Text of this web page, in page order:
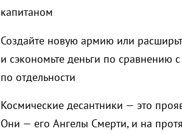
капитаном
Создайте новую армию или
и сэкономьте деньги по сравнению
по отдельности
Космические десантники — это
Они — его Ангелы Смерти, и на